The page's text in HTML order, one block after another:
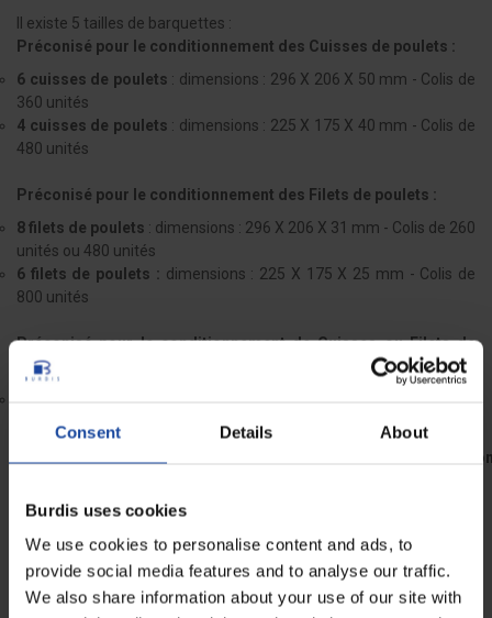
Consent Details About
Burdis uses cookies
We use cookies to personalise content and ads, to
provide social media features and to analyse our traffic.
We also share information about your use of our site with
Il existe 5 tailles de barquettes :
Préconisé pour le conditionnement des Cuisses de poulets :
6 cuisses de poulets : dimensions : 296 X 206 X 50 mm - Colis de
360 unités
4 cuisses de poulets : dimensions : 225 X 175 X 40 mm - Colis de
480 unités
Préconisé pour le conditionnement des Filets de poulets :
8 filets de poulets : dimensions : 296 X 206 X 31 mm - Colis de 260
unités ou 480 unités
6 filets de poulets : dimensions : 225 X 175 X 25 mm - Colis de
800 unités
Préconisé pour le conditionnement de Cuisses ou Filets de
poulets :
mm - Colis de 750 unités
Conditionnement
225 X 175 X 40 mm
296 X 206 X 31 mm
8 Filets
225 X 175 X 25 mm
6 Filets